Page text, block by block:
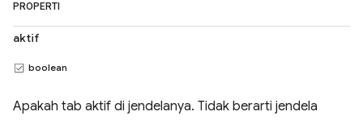
PROPERTI
aktif
boolean
Apakah tab aktif di jendelanya. Tidak berarti jendela